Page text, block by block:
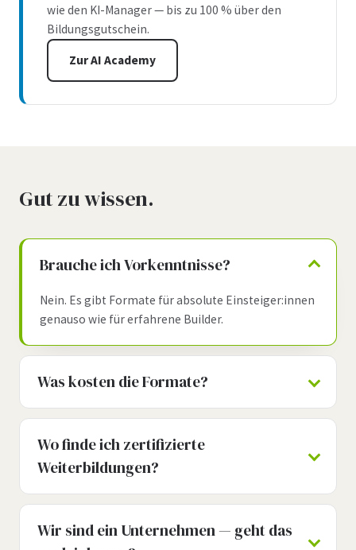
wie den KI-Manager — bis zu 100 % über den
Bildungsgutschein.
Zur AI Academy
Gut zu wissen.
Brauche ich Vorkenntnisse?
Nein. Es gibt Formate für absolute Einsteiger:innen
genauso wie für erfahrene Builder.
Was kosten die Formate?
Wo finde ich zertifizierte
Weiterbildungen?
Wir sind ein Unternehmen — geht das